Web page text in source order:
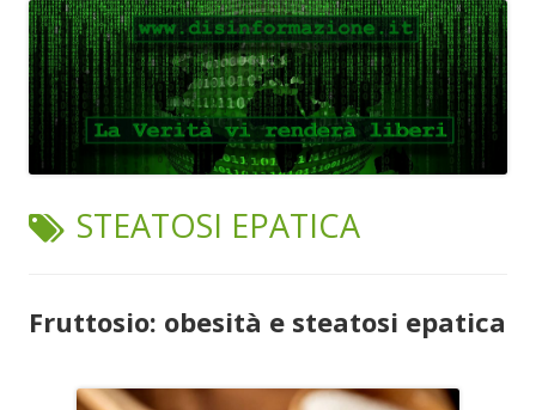
TAG:
STEATOSI EPATICA
Fruttosio: obesità e steatosi epatica